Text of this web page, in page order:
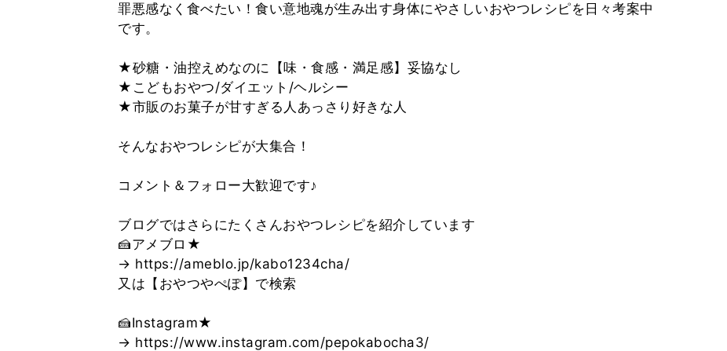
罪悪感なく食べたい！食い意地魂が生み出す身体にやさしいおやつレシピを日々考案中
です。
★砂糖・油控えめなのに【味・食感・満足感】妥協なし
★こどもおやつ/ダイエット/ヘルシー
★市販のお菓子が甘すぎる人あっさり好きな人
そんなおやつレシピが大集合！
コメント＆フォロー大歓迎です♪
ブログではさらにたくさんおやつレシピを紹介しています
🍰アメブロ★
→ https://ameblo.jp/kabo1234cha/
又は【おやつやぺぽ】で検索
🍰Instagram★
→ https://www.instagram.com/pepokabocha3/